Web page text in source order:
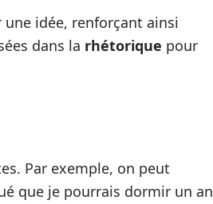
idée, renforçant ainsi
dans la rhétorique pour
Par exemple, on peut
que je pourrais dormir un an